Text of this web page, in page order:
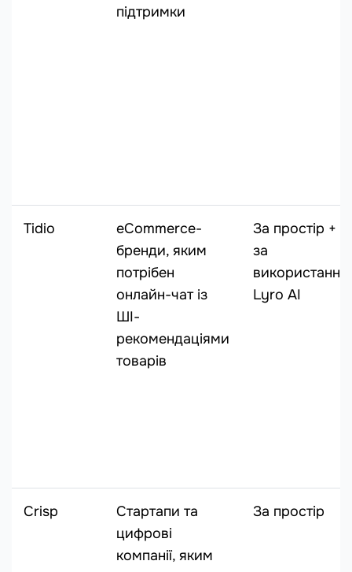
підтримки
Tidio
eCommerce-
бренди, яким
потрібен
онлайн-чат із
ШІ-
рекомендаціями
товарів
За простір +
за
використання
Lyro AI
Crisp
Стартапи та
цифрові
компанії, яким
За простір